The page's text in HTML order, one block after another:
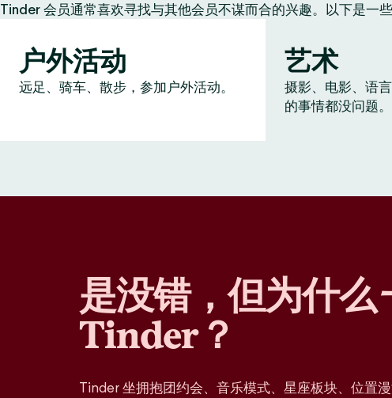
Tinder 会员通常喜欢寻找与其他会员不谋而合的兴趣。以下是一
户外活动
远足、骑车、散步，参加户外活动。
艺术
摄影、电影、语
的事情都没问题。
是没错，但为什么
Tinder？
Tinder 坐拥抱团约会、音乐模式、星座板块、位置